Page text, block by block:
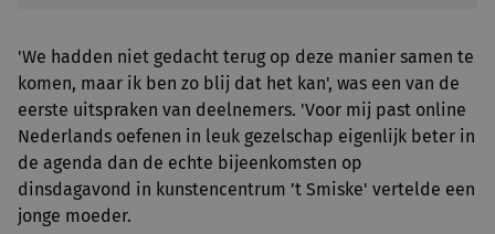
'We hadden niet gedacht terug op deze manier samen te
komen, maar ik ben zo blij dat het kan', was een van de
eerste uitspraken van deelnemers. 'Voor mij past online
Nederlands oefenen in leuk gezelschap eigenlijk beter in
de agenda dan de echte bijeenkomsten op
dinsdagavond in kunstencentrum ’t Smiske' vertelde een
jonge moeder.